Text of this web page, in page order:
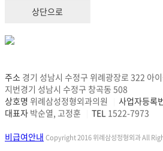
상단으로
주소 경기 성남시 수정구 위례광장로 322 아
지번경기 성남시 수정구 창곡동 508
상호명 위례삼성정형외과의원 사업자등록
대표자 박순열, 고정훈 TEL 1522-7973
비급여안내 Copyright 2016 위례삼성정형외과 All